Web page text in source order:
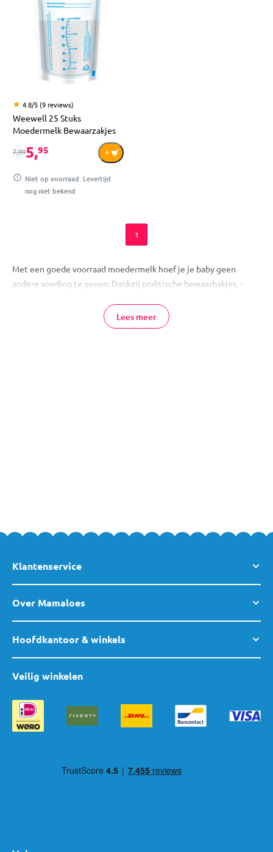
4.8/5 (9 reviews)
Weewell 25 Stuks
Moedermelk Bewaarzakjes
7,995,95
Niet op voorraad. Levertijd
nog niet bekend
1
Met een goede voorraad moedermelk hoef je je baby geen
andere voeding te geven. Dankzij praktische bewaarbakjes, -
Lees meer
Klantenservice
Over Mamaloes
Hoofdkantoor & winkels
Veilig winkelen